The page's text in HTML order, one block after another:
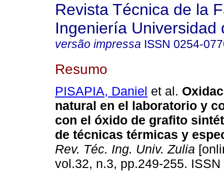
Revista Técnica de la
Ingeniería Universidad
versão impressa ISSN 0254-
Resumo
PISAPIA, Daniel et al.
natural en el laboratorio y
con el óxido de grafito
de técnicas térmicas y
Rev. Téc. Ing. Univ. Zulia
vol.32, n.3, pp.249-255.